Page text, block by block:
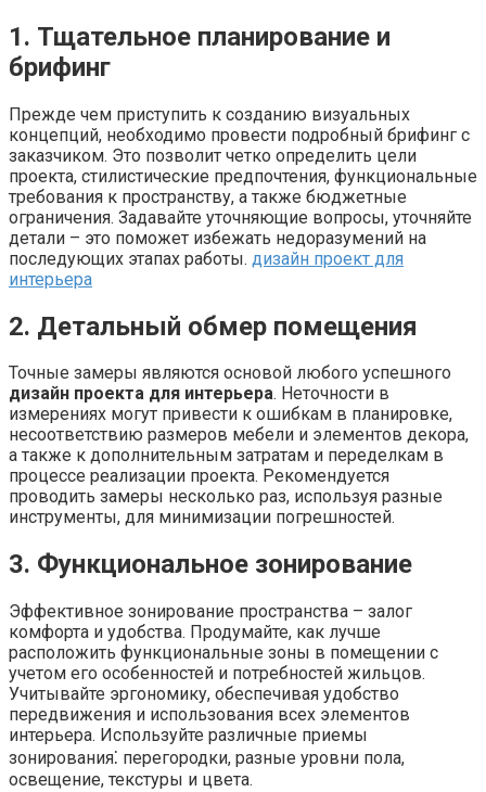
1. Тщательное планирование и
брифинг
Прежде чем приступить к созданию визуальных
концепций, необходимо провести подробный брифинг с
заказчиком. Это позволит четко определить цели
проекта, стилистические предпочтения, функциональные
требования к пространству, а также бюджетные
ограничения. Задавайте уточняющие вопросы, уточняйте
детали – это поможет избежать недоразумений на
последующих этапах работы. дизайн проект для
интерьера
2. Детальный обмер помещения
Точные замеры являются основой любого успешного
дизайн проекта для интерьера. Неточности в
измерениях могут привести к ошибкам в планировке,
несоответствию размеров мебели и элементов декора,
а также к дополнительным затратам и переделкам в
процессе реализации проекта. Рекомендуется
проводить замеры несколько раз, используя разные
инструменты, для минимизации погрешностей.
3. Функциональное зонирование
Эффективное зонирование пространства – залог
комфорта и удобства. Продумайте, как лучше
расположить функциональные зоны в помещении с
учетом его особенностей и потребностей жильцов.
Учитывайте эргономику, обеспечивая удобство
передвижения и использования всех элементов
интерьера. Используйте различные приемы
зонирования⁚ перегородки, разные уровни пола,
освещение, текстуры и цвета.